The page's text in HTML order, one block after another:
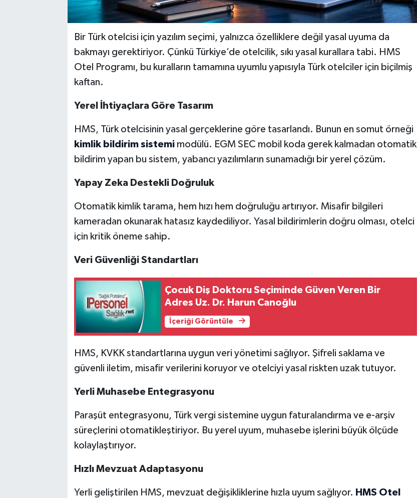
Bir Türk otelcisi için yazılım seçimi, yalnızca özelliklere değil yasal uyuma da
bakmayı gerektiriyor. Çünkü Türkiye’de otelcilik, sıkı yasal kurallara tabi. HMS
Otel Programı, bu kuralların tamamına uyumlu yapısıyla Türk otelciler için biçilmiş
kaftan.
Yerel İhtiyaçlara Göre Tasarım
HMS, Türk otelcisinin yasal gerçeklerine göre tasarlandı. Bunun en somut örneği
kimlik bildirim sistemimodülü. EGM SEC mobil koda gerek kalmadan otomatik
bildirim yapan bu sistem, yabancı yazılımların sunamadığı bir yerel çözüm.
Yapay Zeka Destekli Doğruluk
Otomatik kimlik tarama, hem hızı hem doğruluğu artırıyor. Misafir bilgileri
kameradan okunarak hatasız kaydediliyor. Yasal bildirimlerin doğru olması, otelci
için kritik öneme sahip.
Veri Güvenliği Standartları
Çocuk Diş Doktoru Seçiminde Güven Veren Bir
Adres Uz. Dr. Harun Canoğlu
İçeriği Görüntüle
HMS, KVKK standartlarına uygun veri yönetimi sağlıyor. Şifreli saklama ve
güvenli iletim, misafir verilerini koruyor ve otelciyi yasal riskten uzak tutuyor.
Yerli Muhasebe Entegrasyonu
Paraşüt entegrasyonu, Türk vergi sistemine uygun faturalandırma ve e-arşiv
süreçlerini otomatikleştiriyor. Bu yerel uyum, muhasebe işlerini büyük ölçüde
kolaylaştırıyor.
Hızlı Mevzuat Adaptasyonu
Yerli geliştirilen HMS, mevzuat değişikliklerine hızla uyum sağlıyor. HMS Otel